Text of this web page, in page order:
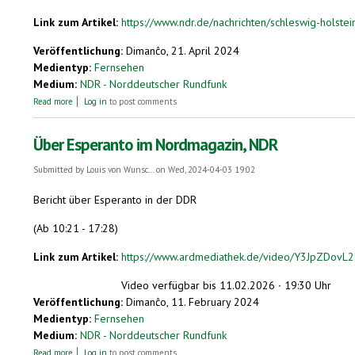
Link zum Artikel: https://www.ndr.de/nachrichten/schleswig-
Veröffentlichung: Dimanĉo, 21. April 2024
Medientyp: Fernsehen
Medium: NDR - Norddeutscher Rundfunk
Read more about Zeitreise: Zweitakter aus Pinneberg machen weltweit Furore
Log in to post comments
Über Esperanto im Nordmagazin, NDR
Submitted by Louis von Wunsc...on Wed, 2024-04-03 19:02
Bericht über Esperanto in der DDR
(Ab 10:21 - 17:28)
Link zum Artikel: https://www.ardmediathek.de/video/
Video verfügbar bis 11.02.2026 ∙ 19:30 Uhr
Veröffentlichung: Dimanĉo, 11. February 2024
Medientyp: Fernsehen
Medium: NDR - Norddeutscher Rundfunk
Read more about Über Esperanto im Nordmagazin, NDR
Log in to post comments